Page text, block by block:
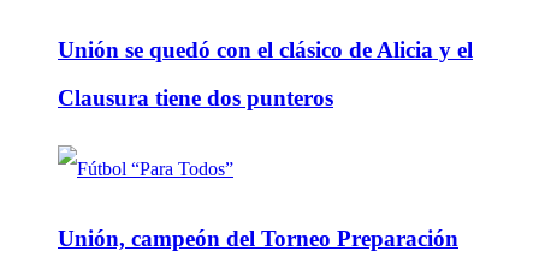
Unión se quedó con el clásico de Alicia y el
Clausura tiene dos punteros
Unión, campeón del Torneo Preparación